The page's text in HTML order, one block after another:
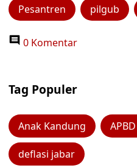
Pesantren pilgub
0 Komentar
Tag Populer
Anak Kandung
deflasi jabar